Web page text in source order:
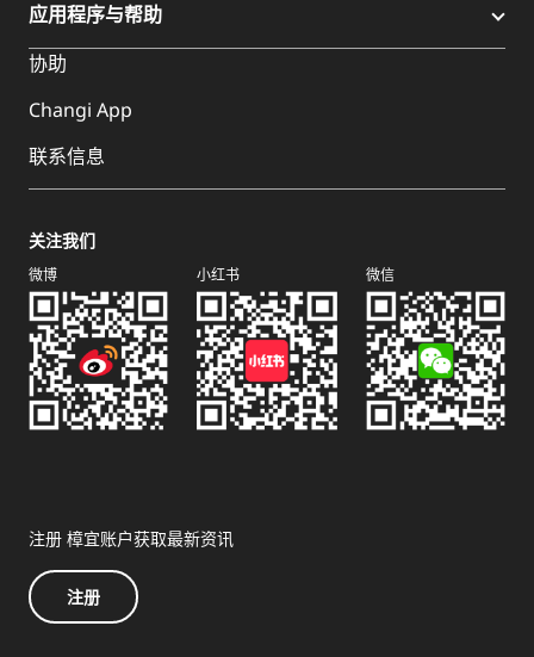
应用程序与帮助
协助
Changi App
联系信息
关注我们
微博 小红书 微信
注册 樟宜账户获取最新资讯
注册